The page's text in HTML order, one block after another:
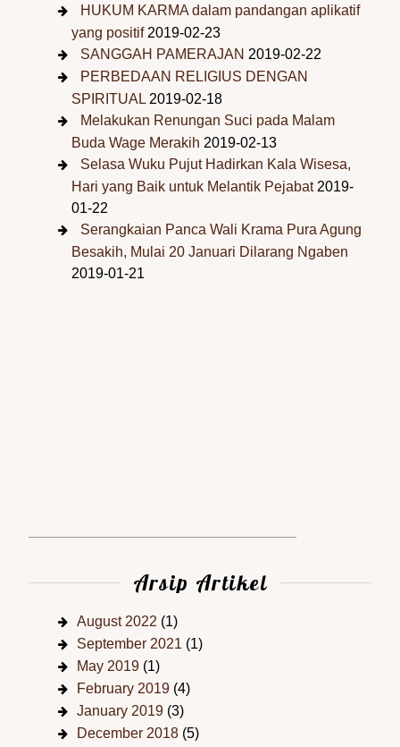
HUKUM KARMA dalam pandangan aplikatif
yang positif 2019-02-23
SANGGAH PAMERAJAN 2019-02-22
PERBEDAAN RELIGIUS DENGAN
SPIRITUAL 2019-02-18
Melakukan Renungan Suci pada Malam
Buda Wage Merakih 2019-02-13
Selasa Wuku Pujut Hadirkan Kala Wisesa,
Hari yang Baik untuk Melantik Pejabat 2019-
01-22
Serangkaian Panca Wali Krama Pura Agung
Besakih, Mulai 20 Januari Dilarang Ngaben
2019-01-21
Arsip Artikel
August 2022 (1)
September 2021 (1)
May 2019 (1)
February 2019 (4)
January 2019 (3)
December 2018 (5)